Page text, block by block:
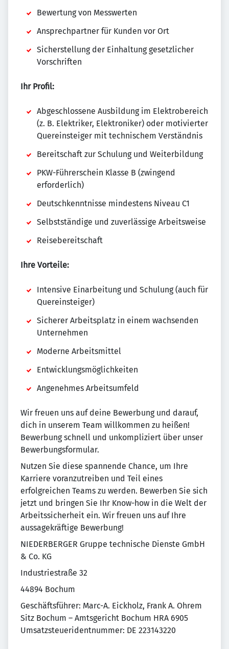
Bewertung von Messwerten
Ansprechpartner für Kunden vor Ort
Sicherstellung der Einhaltung gesetzlicher
Vorschriften
Ihr Profil:
Abgeschlossene Ausbildung im Elektrobereich
(z. B. Elektriker, Elektroniker) oder motivierter
Quereinsteiger mit technischem Verständnis
Bereitschaft zur Schulung und Weiterbildung
PKW-Führerschein Klasse B (zwingend
erforderlich)
Deutschkenntnisse mindestens Niveau C1
Selbstständige und zuverlässige Arbeitsweise
Reisebereitschaft
Ihre Vorteile:
Intensive Einarbeitung und Schulung (auch für
Quereinsteiger)
Sicherer Arbeitsplatz in einem wachsenden
Unternehmen
Moderne Arbeitsmittel
Entwicklungsmöglichkeiten
Angenehmes Arbeitsumfeld
Wir freuen uns auf deine Bewerbung und darauf,
dich in unserem Team willkommen zu heißen!
Bewerbung schnell und unkompliziert über unser
Bewerbungsformular.
Nutzen Sie diese spannende Chance, um Ihre
Karriere voranzutreiben und Teil eines
erfolgreichen Teams zu werden. Bewerben Sie sich
jetzt und bringen Sie Ihr Know-how in die Welt der
Arbeitssicherheit ein. Wir freuen uns auf Ihre
aussagekräftige Bewerbung!
NIEDERBERGER Gruppe technische Dienste GmbH
& Co. KG
Industriestraße 32
44894 Bochum
Geschäftsführer: Marc-A. Eickholz, Frank A. Ohrem
Sitz Bochum – Amtsgericht Bochum HRA 6905
Umsatzsteueridentnummer: DE 223143220